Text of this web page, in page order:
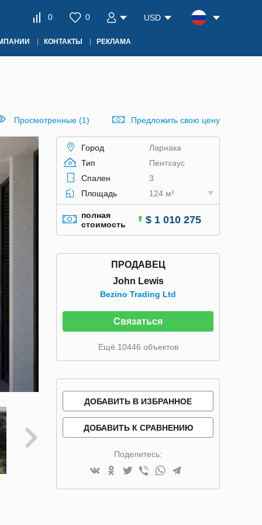
0 0 USD
КОНТАКТЫ РЕКЛАМА
Просмотренные (1) Предложить свою цену
Город
Ларнака
Тип
Пентхаус
Спален
3
Площадь
124 м²
полная
стоимость
$ 1 010 275
ПРОДАВЕЦ
John Lewis
Bezino Trading Ltd
Связаться
Ещё 10446 объектов
ДОБАВИТЬ В ИЗБРАННОЕ
ДОБАВИТЬ К СРАВНЕНИЮ
Поделитесь: